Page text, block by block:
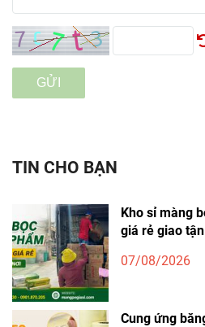
GỬI
TIN CHO BẠN
Kho sỉ màng
giá rẻ giao
07/08/2026
Cung ứng